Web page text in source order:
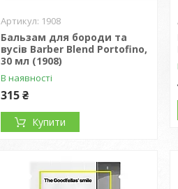
1908
Бальзам для бороди та
вусів Barber Blend Portofino,
30 мл (1908)
В наявності
315 ₴
Купити